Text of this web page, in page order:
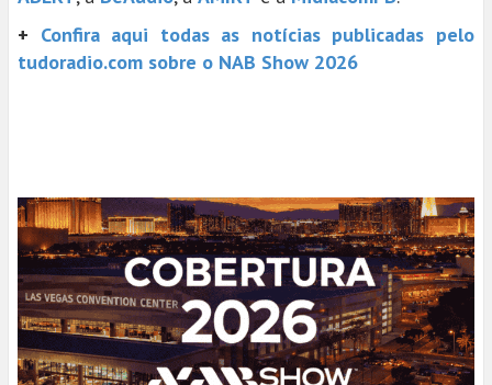
+ Confira aqui todas as notícias publicadas pelo
tudoradio.com sobre o NAB Show 2026